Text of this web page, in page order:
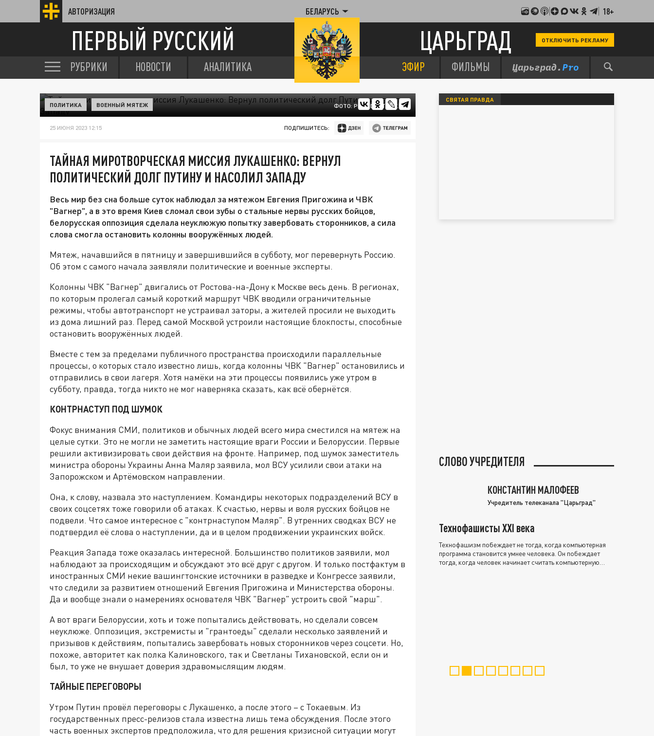
АВТОРИЗАЦИЯ БЕЛАРУСЬ 18+
ПЕРВЫЙ РУССКИЙ ЦАРЬГРАД ОТКЛЮЧИТЬ РЕКЛАМУ
РУБРИКИ НОВОСТИ АНАЛИТИКА ЭФИР ФИЛЬМЫ
ФОТО: PRESIDENT.GOV.BY
ПОЛИТИКА ВОЕННЫЙ МЯТЕЖ
25 ИЮНЯ 2023 12:15 ПОДПИШИТЕСЬ:
ТАЙНАЯ МИРОТВОРЧЕСКАЯ МИССИЯ ЛУКАШЕНКО: ВЕРНУЛ
ПОЛИТИЧЕСКИЙ ДОЛГ ПУТИНУ И НАСОЛИЛ ЗАПАДУ
Весь мир без сна больше суток наблюдал за мятежом Евгения Пригожина и ЧВК
"Вагнер", а в это время Киев сломал свои зубы о стальные нервы русских бойцов,
белорусская оппозиция сделала неуклюжую попытку завербовать сторонников, а сила
слова смогла остановить колонны вооружённых людей.
Мятеж, начавшийся в пятницу и завершившийся в субботу, мог перевернуть Россию.
Об этом с самого начала заявляли политические и военные эксперты.
Колонны ЧВК "Вагнер" двигались от Ростова-на-Дону к Москве весь день. В регионах,
по которым пролегал самый короткий маршрут ЧВК вводили ограничительные
режимы, чтобы автотранспорт не устраивал заторы, а жителей просили не выходить
из дома лишний раз. Перед самой Москвой устроили настоящие блокпосты, способные
остановить вооружённых людей.
Вместе с тем за пределами публичного пространства происходили параллельные
процессы, о которых стало известно лишь, когда колонны ЧВК "Вагнер" остановились и
отправились в свои лагеря. Хотя намёки на эти процессы появились уже утром в
субботу, правда, тогда никто не мог наверняка сказать, как всё обернётся.
КОНТРНАСТУП ПОД ШУМОК
Фокус внимания СМИ, политиков и обычных людей всего мира сместился на мятеж на
целые сутки. Это не могли не заметить настоящие враги России и Белоруссии. Первые
решили активизировать свои действия на фронте. Например, под шумок заместитель
министра обороны Украины Анна Маляр заявила, мол ВСУ усилили свои атаки на
Запорожском и Артёмовском направлении.
Она, к слову, назвала это наступлением. Командиры некоторых подразделений ВСУ в
своих соцсетях тоже говорили об атаках. К счастью, нервы и воля русских бойцов не
подвели. Что самое интересное с "контрнаступом Маляр". В утренних сводках ВСУ не
подтвердил её слова о наступлении, да и в целом продвижении украинских войск.
Реакция Запада тоже оказалась интересной. Большинство политиков заявили, мол
наблюдают за происходящим и обсуждают это всё друг с другом. И только постфактум в
иностранных СМИ некие вашингтонские источники в разведке и Конгрессе заявили,
что следили за развитием отношений Евгения Пригожина и Министерства обороны.
Да и вообще знали о намерениях основателя ЧВК "Вагнер" устроить свой "марш".
А вот враги Белоруссии, хоть и тоже попытались действовать, но сделали совсем
неуклюже. Оппозиция, экстремисты и "грантоеды" сделали несколько заявлений и
призывов к действиям, попытались завербовать новых сторонников через соцсети. Но,
похоже, авторитет как полка Калиновского, так и Светланы Тихановской, если он и
был, то уже не внушает доверия здравомыслящим людям.
ТАЙНЫЕ ПЕРЕГОВОРЫ
Утром Путин провёл переговоры с Лукашенко, а после этого – с Токаевым. Из
государственных пресс-релизов стала известна лишь тема обсуждения. После этого
часть военных экспертов предположила, что для решения кризисной ситуации могут
СВЯТАЯ ПРАВДА
СЛОВО УЧРЕДИТЕЛЯ
КОНСТАНТИН МАЛОФЕЕВ
Учредитель телеканала "Царьград"
Технофашисты XXI века
Технофашизм побеждает не тогда, когда компьютерная
программа становится умнее человека. Он побеждает
тогда, когда человек начинает считать компьютерную